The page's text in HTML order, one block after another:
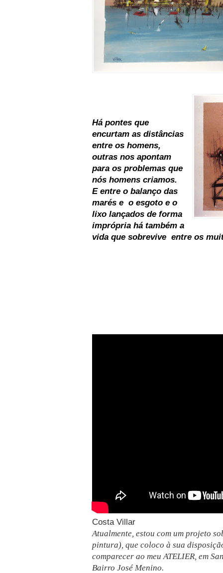
Há pontes que
encurtam as distâncias
entre os homens,
outras nos apontam
para os problemas que
nós homens criamos.
E entre o balanço das
marés e o esgoto e o
lixo lançados de forma
imprópria há também a
vida que sobrevive entre os
Costa Villar
Atualmente, estou com um projeto
pintura), que coloco à sua
comparecer ao meu ATELIER, em
Bairro José Menino.